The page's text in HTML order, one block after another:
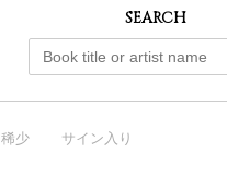
SEARCH
稀少 サイン入り